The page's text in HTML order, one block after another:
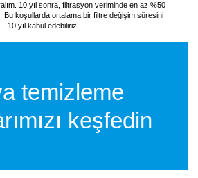
10 yıl sonra, filtrasyon veriminde en az %50
Bu koşullarda ortalama bir filtre değişim süresini
10 yıl kabul edebiliriz.
temizleme
keşfedin